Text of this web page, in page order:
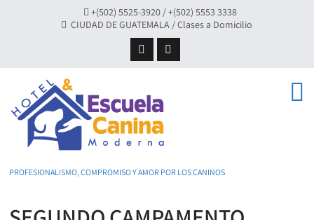
+(502) 5525-3920 / +(502) 5553 3338
CIUDAD DE GUATEMALA / Clases a Domicilio
PROFESIONALISMO, COMPROMISO Y AMOR POR LOS CANINOS